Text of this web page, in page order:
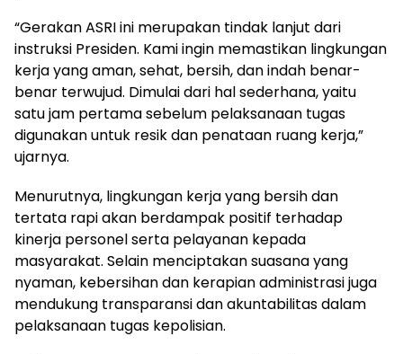
“Gerakan ASRI ini merupakan tindak lanjut dari
instruksi Presiden. Kami ingin memastikan lingkungan
kerja yang aman, sehat, bersih, dan indah benar-
benar terwujud. Dimulai dari hal sederhana, yaitu
satu jam pertama sebelum pelaksanaan tugas
digunakan untuk resik dan penataan ruang kerja,”
ujarnya.
Menurutnya, lingkungan kerja yang bersih dan
tertata rapi akan berdampak positif terhadap
kinerja personel serta pelayanan kepada
masyarakat. Selain menciptakan suasana yang
nyaman, kebersihan dan kerapian administrasi juga
mendukung transparansi dan akuntabilitas dalam
pelaksanaan tugas kepolisian.